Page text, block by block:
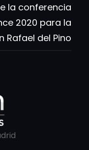
la conferencia
2020 para la
Rafael del Pino